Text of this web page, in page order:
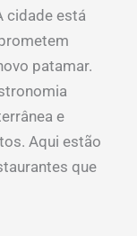
cidade está
patamar.
e
Aqui estão
que